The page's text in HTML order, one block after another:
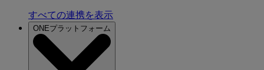
すべての連携を表示
ONEプラットフォーム